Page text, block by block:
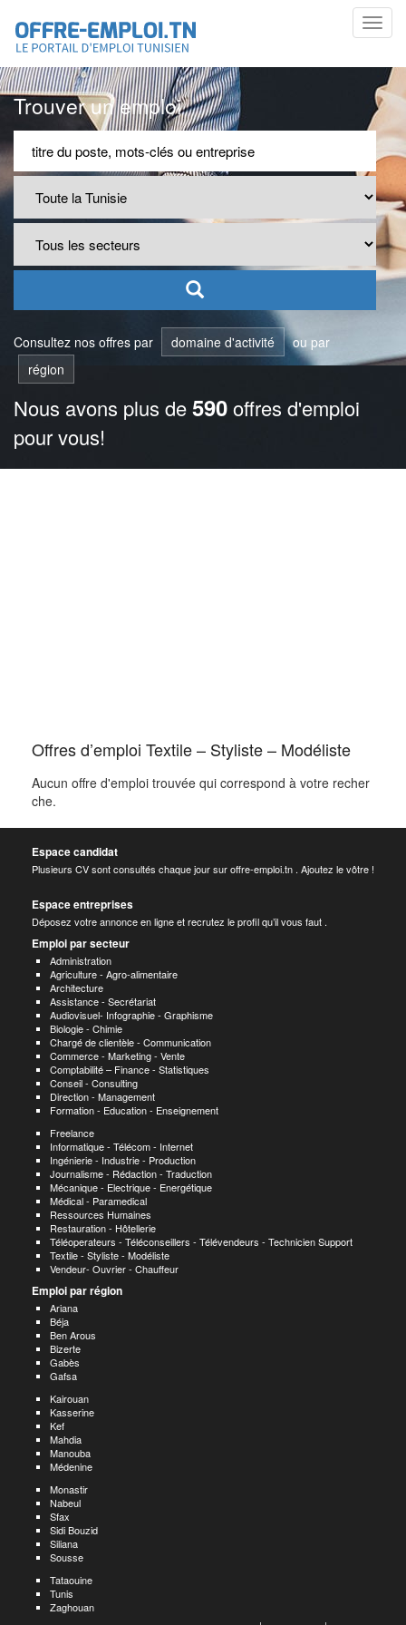
Trouver un emploi
Consultez nos offres par domaine d'activité
ou par
région
Nous avons plus de590offres d'emploi
pour vous!
Offres d’emploi Textile – Styliste – Modéliste
Aucun offre d'emploi trouvée qui correspond à votre recher
che.
Espace candidat
Plusieurs CV sont consultés chaque jour sur offre-emploi.tn . Ajoutez le vôtre !
Espace entreprises
Déposez votre annonce en ligne et recrutez le profil qu’il vous faut .
Emploi par secteur
Administration
Agriculture - Agro-alimentaire
Architecture
Assistance - Secrétariat
Audiovisuel- Infographie - Graphisme
Biologie - Chimie
Chargé de clientèle - Communication
Commerce - Marketing - Vente
Comptabilité – Finance - Statistiques
Conseil - Consulting
Direction - Management
Formation - Education - Enseignement
Freelance
Informatique - Télécom - Internet
Ingénierie - Industrie - Production
Journalisme - Rédaction - Traduction
Mécanique - Electrique - Energétique
Médical - Paramedical
Ressources Humaines
Restauration - Hôtellerie
Téléoperateurs - Téléconseillers - Télévendeurs - Technicien Support
Textile - Styliste - Modéliste
Vendeur- Ouvrier - Chauffeur
Emploi par région
Ariana
Béja
Ben Arous
Bizerte
Gabès
Gafsa
Kairouan
Kasserine
Kef
Mahdia
Manouba
Médenine
Monastir
Nabeul
Sfax
Sidi Bouzid
Siliana
Sousse
Tataouine
Tunis
Zaghouan